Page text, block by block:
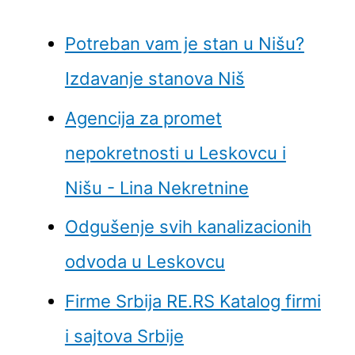
Potreban vam je stan u Nišu?
Izdavanje stanova Niš
Agencija za promet
nepokretnosti u Leskovcu i
Nišu - Lina Nekretnine
Odgušenje svih kanalizacionih
odvoda u Leskovcu
Firme Srbija RE.RS Katalog firmi
i sajtova Srbije